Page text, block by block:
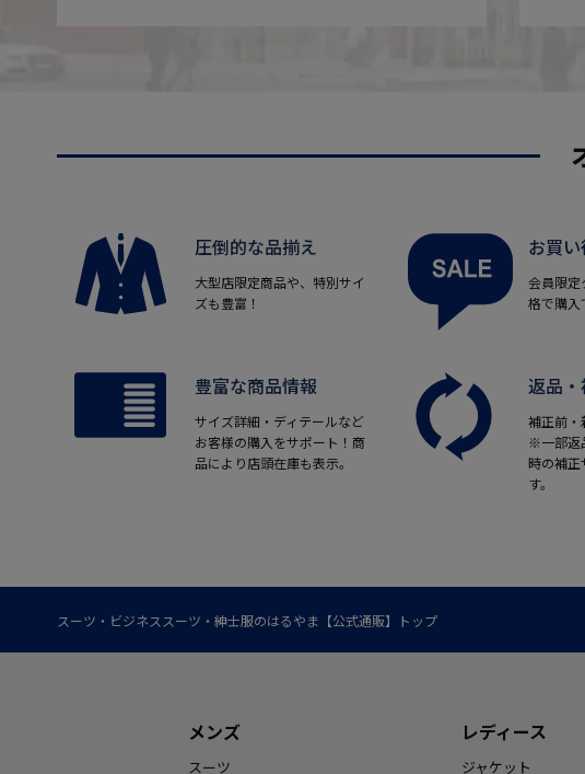
圧倒的な品揃え
大型店限定商品や、特別サイ
ズも豊富！
お買
会員限定
格で購入
豊富な商品情報
サイズ詳細・ディテールなど
お客様の購入をサポート！商
品により店頭在庫も表示。
返品
補正前・
※一部返
時の補正
す。
スーツ・ビジネススーツ・紳士服のはるやま【公式通販】トップ
メンズ
スーツ
レディース
ジャケット